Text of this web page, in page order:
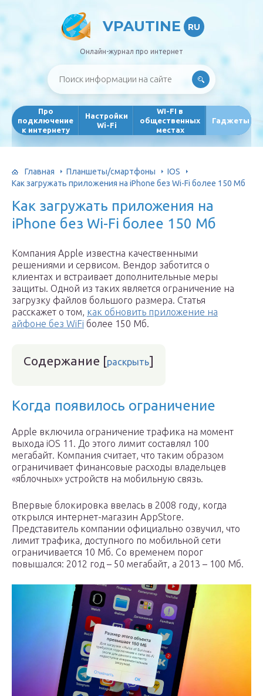
VPAUTINE RU
Онлайн-журнал про интернет
Про
подключение
к интернету
Настройки
Wi-Fi
WI-FI в
общественных
местах
Гаджеты
Главная Планшеты/смартфоны
IOS
Как загружать приложения на iPhone без Wi-Fi более 150 Мб
Как загружать приложения на
iPhone без Wi-Fi более 150 Мб
Компания Apple известна качественными
решениями и сервисом. Вендор заботится о
клиентах и встраивает дополнительные меры
защиты. Одной из таких является ограничение на
загрузку файлов большого размера. Статья
расскажет о том, как обновить приложение на
айфоне без WiFi более 150 Мб.
Содержание [раскрыть]
Когда появилось ограничение
Apple включила ограничение трафика на момент
выхода iOS 11. До этого лимит составлял 100
мегабайт. Компания считает, что таким образом
ограничивает финансовые расходы владельцев
«яблочных» устройств на мобильную связь.
Впервые блокировка ввелась в 2008 году, когда
открылся интернет-магазин AppStore.
Представитель компании официально озвучил, что
лимит трафика, доступного по мобильной сети
ограничивается 10 Мб. Со временем порог
повышался: 2012 год – 50 мегабайт, а 2013 – 100 Мб.